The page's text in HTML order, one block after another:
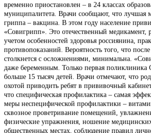
временно приостановлен – в 24 классах
муниципалитета. Врачи сообщают, что лучшая
гриппа – вакцина. В этом году население
«Совигрипп». Это отечественный медикамент,
учетом особенностей здоровья россиянина,
противопоказаний. Вероятность того, что
столкнется с осложнениями, минимальна.
даже беременным. Только первая поликлиника
больше 15 тысяч детей. Врачи отмечают, что
охотой приводить ребят в прививочный
что специфическая профилактика – самая
меры неспецифической профилактики –
сквозное проветривание помещений,
физические упражнения, ношение
общественных местах, соблюдение правил